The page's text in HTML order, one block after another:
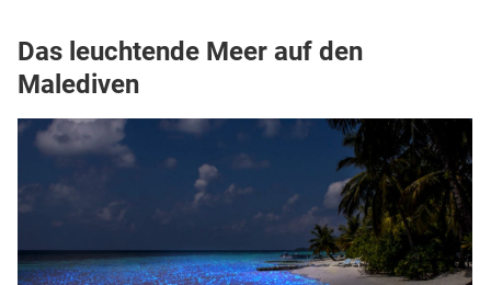
Das leuchtende Meer auf den
Malediven